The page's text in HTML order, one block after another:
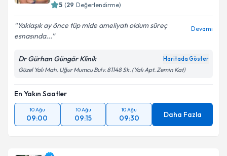
5 (29 Değerlendirme)
Yaklaşık ay önce tüp mide ameliyatı oldum süreç
esnasında...
Devamı
Dr Gürhan Güngör Klinik Haritada Göster
Güzel Yalı Mah. Uğur Mumcu Bulv. 81148 Sk. (Yalı Apt. Zemin Kat)
En Yakın Saatler
10 Ağu
09:00
10 Ağu
09:15
10 Ağu
09:30 Daha Fazla